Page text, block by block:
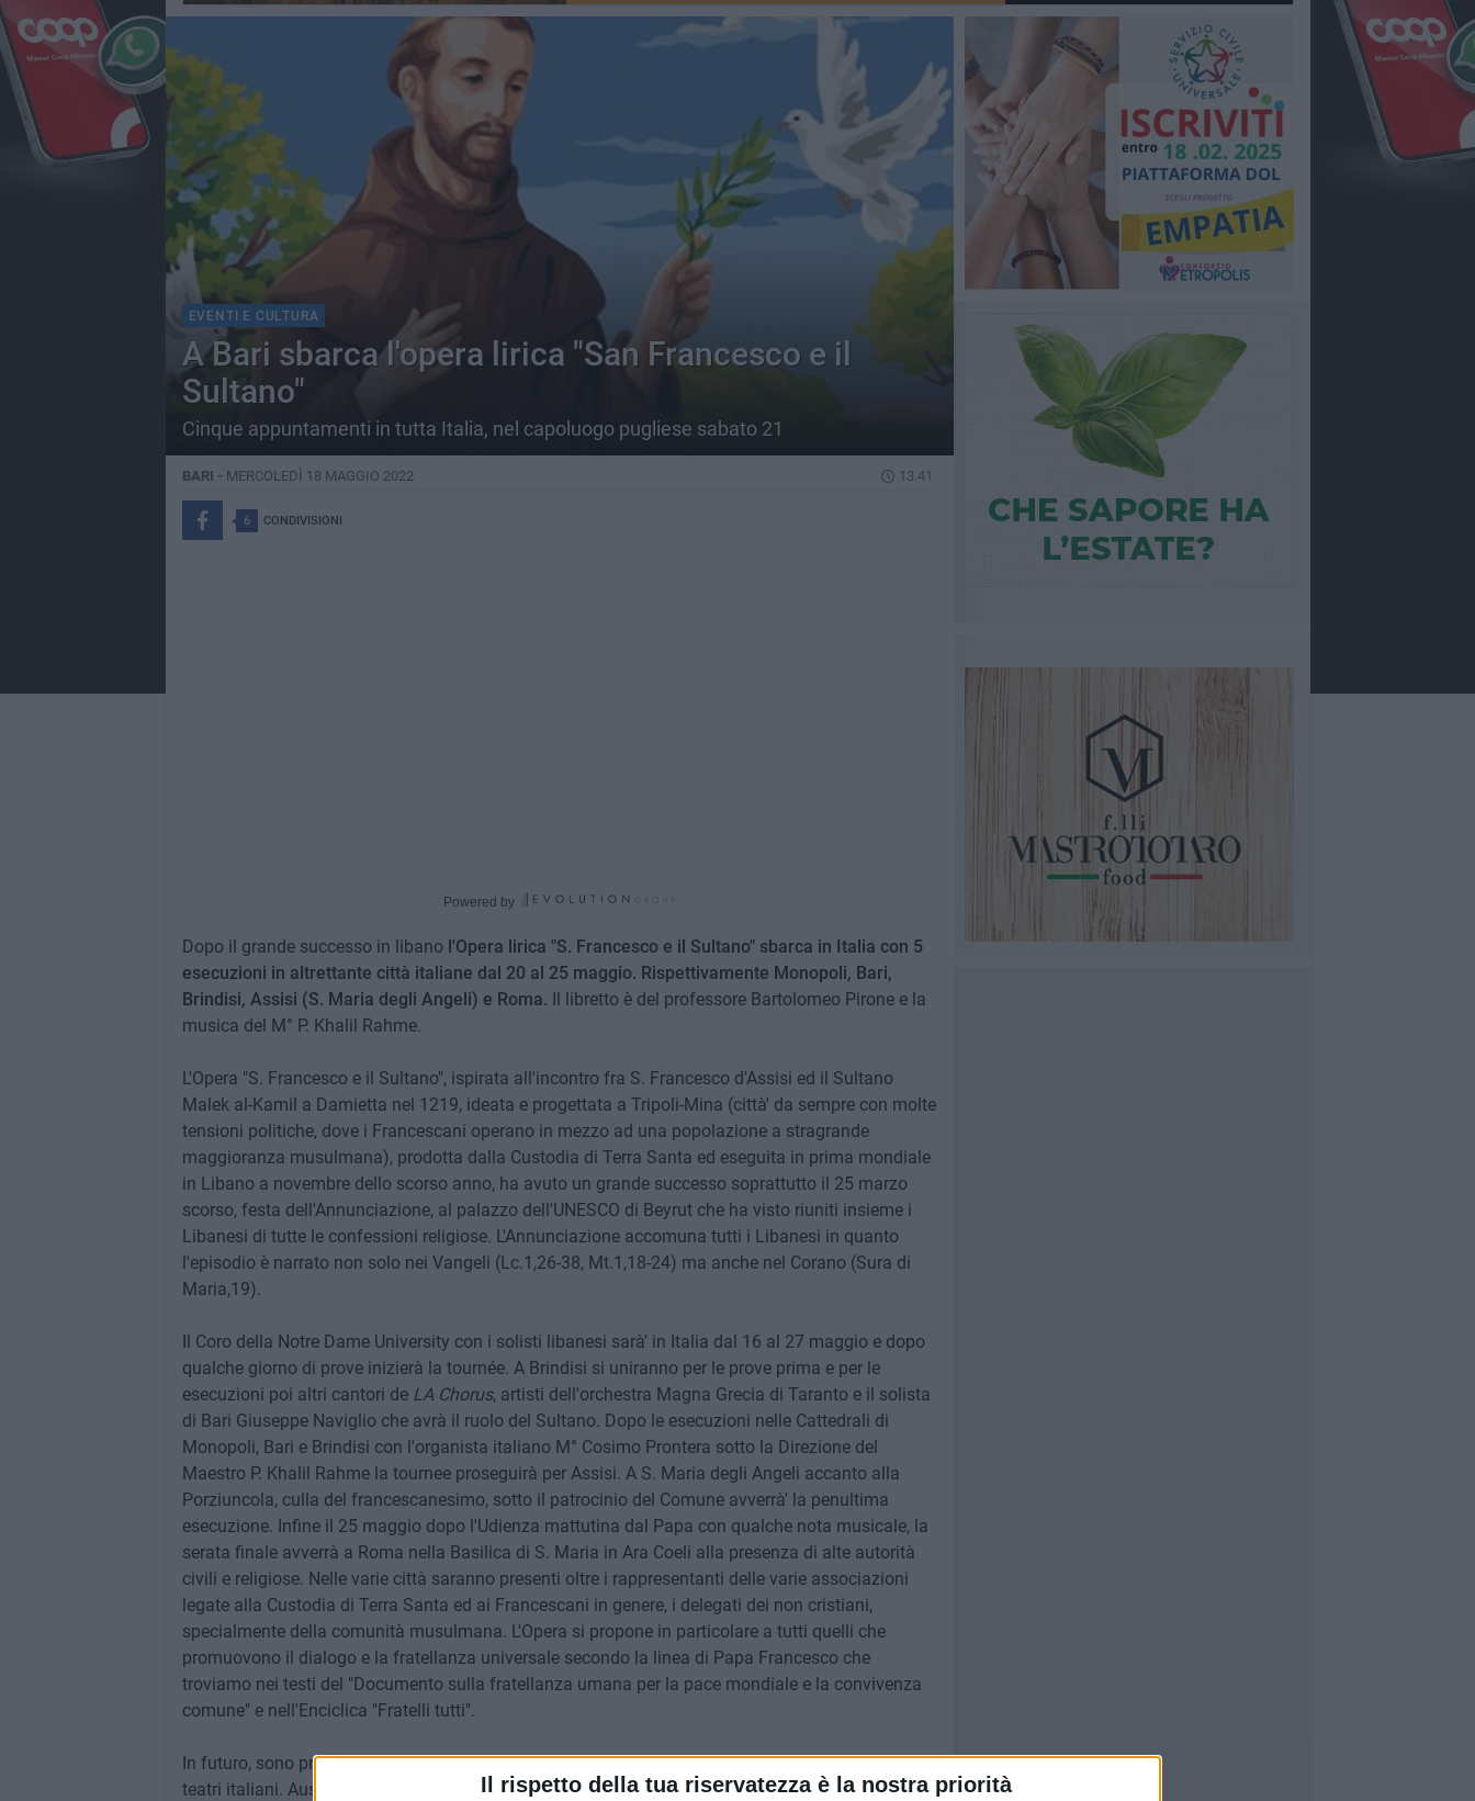
Il rispetto della tua riservatezza è la nostra priorità
EVENTI E CULTURA
A Bari sbarca l'opera lirica "San Francesco e il
Sultano"
Cinque appuntamenti in tutta Italia, nel capoluogo pugliese sabato 21
BARI - MERCOLEDÌ 18 MAGGIO 2022 13.41
6 CONDIVISIONI
Powered by
Dopo il grande successo in libano l'Opera lirica "S. Francesco e il Sultano" sbarca in Italia con 5
esecuzioni in altrettante città italiane dal 20 al 25 maggio. Rispettivamente Monopoli, Bari,
Brindisi, Assisi (S. Maria degli Angeli) e Roma. Il libretto è del professore Bartolomeo Pirone e la
musica del M° P. Khalil Rahme.
L'Opera "S. Francesco e il Sultano", ispirata all'incontro fra S. Francesco d'Assisi ed il Sultano
Malek al-Kamil a Damietta nel 1219, ideata e progettata a Tripoli-Mina (città' da sempre con molte
tensioni politiche, dove i Francescani operano in mezzo ad una popolazione a stragrande
maggioranza musulmana), prodotta dalla Custodia di Terra Santa ed eseguita in prima mondiale
in Libano a novembre dello scorso anno, ha avuto un grande successo soprattutto il 25 marzo
scorso, festa dell'Annunciazione, al palazzo dell'UNESCO di Beyrut che ha visto riuniti insieme i
Libanesi di tutte le confessioni religiose. L'Annunciazione accomuna tutti i Libanesi in quanto
l'episodio è narrato non solo nei Vangeli (Lc.1,26-38, Mt.1,18-24) ma anche nel Corano (Sura di
Maria,19).
Il Coro della Notre Dame University con i solisti libanesi sarà' in Italia dal 16 al 27 maggio e dopo
qualche giorno di prove inizierà la tournée. A Brindisi si uniranno per le prove prima e per le
esecuzioni poi altri cantori de LA Chorus, artisti dell'orchestra Magna Grecia di Taranto e il solista
di Bari Giuseppe Naviglio che avrà il ruolo del Sultano. Dopo le esecuzioni nelle Cattedrali di
Monopoli, Bari e Brindisi con l'organista italiano M° Cosimo Prontera sotto la Direzione del
Maestro P. Khalil Rahme la tournee proseguirà per Assisi. A S. Maria degli Angeli accanto alla
Porziuncola, culla del francescanesimo, sotto il patrocinio del Comune avverrà' la penultima
esecuzione. Infine il 25 maggio dopo l'Udienza mattutina dal Papa con qualche nota musicale, la
serata finale avverrà a Roma nella Basilica di S. Maria in Ara Coeli alla presenza di alte autorità
civili e religiose. Nelle varie città saranno presenti oltre i rappresentanti delle varie associazioni
legate alla Custodia di Terra Santa ed ai Francescani in genere, i delegati dei non cristiani,
specialmente della comunità musulmana. L'Opera si propone in particolare a tutti quelli che
promuovono il dialogo e la fratellanza universale secondo la linea di Papa Francesco che
troviamo nei testi del "Documento sulla fratellanza umana per la pace mondiale e la convivenza
comune" e nell'Enciclica "Fratelli tutti".
In futuro, sono previste esecuzioni dell'Opera al Cairo, Damasco, Amman e di nuovo in alcuni
teatri italiani. Auspichiamo che il messaggio di pace e fratellanza lanciato a Damietta 800 anni fa